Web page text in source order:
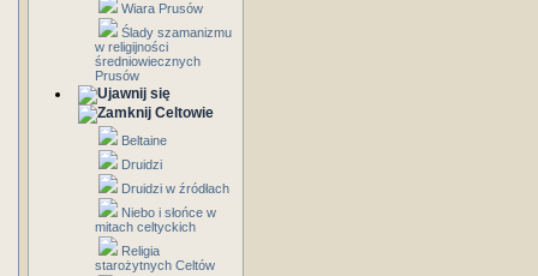
Wiara Prusów
Ślady szamanizmu
w religijności
średniowiecznych
Prusów
Celtowie
Beltaine
Druidzi
Druidzi w źródłach
Niebo i słońce w
mitach celtyckich
Religia
starożytnych Celtów